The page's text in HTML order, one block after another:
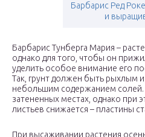
Барбарис Ред
и
Барбарис Тунберга Мария –
однако для того, чтобы он
уделить особое внимание его
Так, грунт должен быть рыхлым
небольшим содержанием солей.
затененных местах, однако при
листьев снижается – пластины
При высаживании растения